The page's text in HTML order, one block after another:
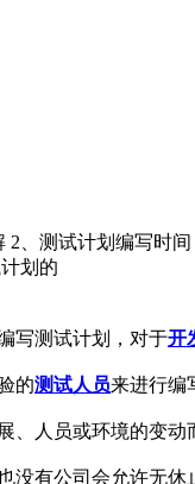
、测试计划编写
划的
写测试计划，对于开
的测试人员来进行编
人员或环境的变
也没有公司会允许无